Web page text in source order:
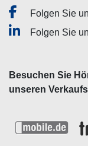
Folgen Sie
Folgen Sie
Besuchen Sie
unseren